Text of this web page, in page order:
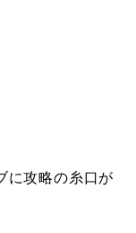
に攻略の糸口が